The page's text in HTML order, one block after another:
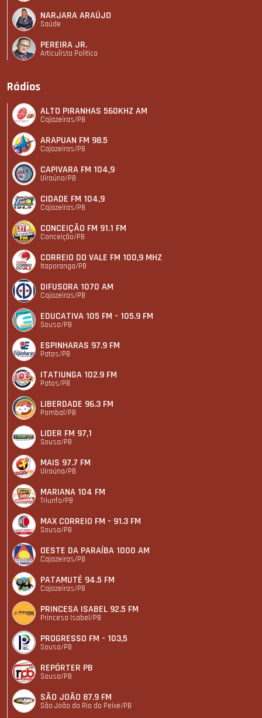
NARJARA ARAÚJO
Saúde
PEREIRA JR.
Articulista Polí­tico
Rádios
ALTO PIRANHAS 560KHZ AM
Cajazeiras/PB
ARAPUAN FM 98.5
Cajazeiras/PB
CAPIVARA FM 104,9
Uiraúna/PB
CIDADE FM 104,9
Cajazeiras/PB
CONCEIÇÃO FM 91.1 FM
Conceição/PB
CORREIO DO VALE FM 100,9 MHZ
Itaporanga/PB
DIFUSORA 1070 AM
Cajazeiras/PB
EDUCATIVA 105 FM - 105.9 FM
Sousa/PB
ESPINHARAS 97.9 FM
Patos/PB
ITATIUNGA 102.9 FM
Patos/PB
LIBERDADE 96.3 FM
Pombal/PB
LIDER FM 97,1
Sousa/PB
MAIS 97.7 FM
Uiraúna/PB
MARIANA 104 FM
Triunfo/PB
MAX CORREIO FM - 91.3 FM
Sousa/PB
OESTE DA PARAÍBA 1000 AM
Cajazeiras/PB
PATAMUTÉ 94.5 FM
Cajazeiras/PB
PRINCESA ISABEL 92.5 FM
Princesa Isabel/PB
PROGRESSO FM - 103,5
Sousa/PB
REPÓRTER PB
Sousa/PB
SÃO JOÃO 87.9 FM
São João do Rio do Peixe/PB